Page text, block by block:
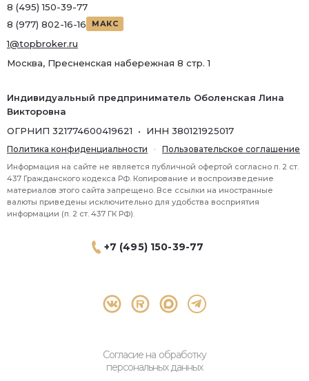
+7 (495) 150-39-77
Согласие на обработку
персональных данных
8 (495) 150-39-77
8 (977) 802-16-16
МАКС
1@topbroker.ru
Москва, Пресненская набережная 8 стр. 1
Индивидуальный предприниматель Оболенская Лина
Викторовна
ОГРНИП 321774600419621 • ИНН 380121925017
Политика конфиденциальности · Пользовательское соглашение
Информация на сайте не является публичной офертой согласно п. 2 ст.
437 Гражданского кодекса РФ. Копирование и воспроизведение
материалов этого сайта запрещено. Все ссылки на иностранные
валюты приведены исключительно для удобства восприятия
информации (п. 2 ст. 437 ГК РФ).